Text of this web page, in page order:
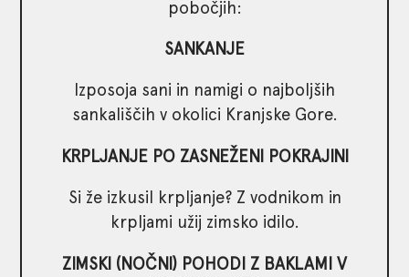
pobočjih:
SANKANJE
Izposoja sani in namigi o najboljših
sankališčih v okolici Kranjske Gore.
KRPLJANJE PO ZASNEŽENI POKRAJINI
Si že izkusil krpljanje? Z vodnikom in
krpljami užij zimsko idilo.
ZIMSKI (NOČNI) POHODI Z BAKLAMI V